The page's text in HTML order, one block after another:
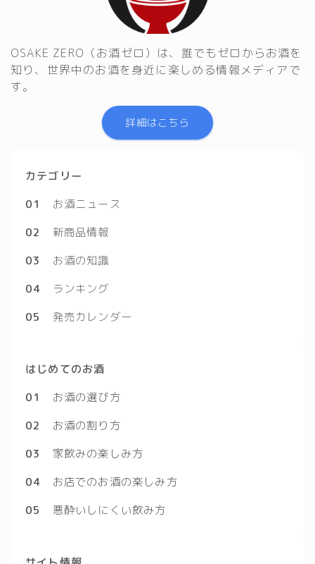
OSAKE ZERO（お酒ゼロ）は、誰でもゼロからお酒を
知り、世界中のお酒を身近に楽しめる情報メディアで
す。
詳細はこちら
カテゴリー
01
お酒ニュース
02
新商品情報
03
お酒の知識
04
ランキング
05
発売カレンダー
はじめてのお酒
01
お酒の選び方
02
お酒の割り方
03
家飲みの楽しみ方
04 お店でのお酒の楽しみ方
05
悪酔いしにくい飲み方